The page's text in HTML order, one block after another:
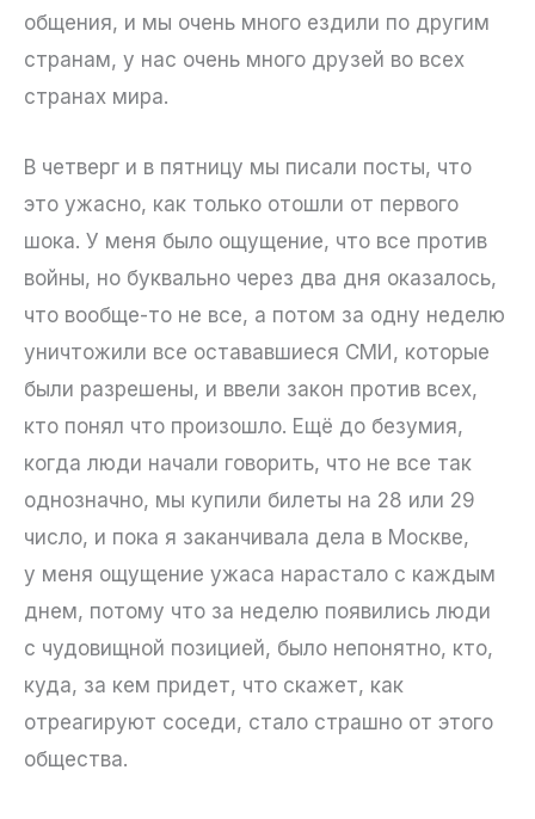
общения, и мы очень много ездили по другим
странам, у нас очень много друзей во всех
странах мира.
В четверг и в пятницу мы писали посты, что
это ужасно, как только отошли от первого
шока. У меня было ощущение, что все против
войны, но буквально через два дня оказалось,
что вообще-то не все, а потом за одну неделю
уничтожили все остававшиеся СМИ, которые
были разрешены, и ввели закон против всех,
кто понял что произошло. Ещё до безумия,
когда люди начали говорить, что не все так
однозначно, мы купили билеты на 28 или 29
число, и пока я заканчивала дела в Москве,
у меня ощущение ужаса нарастало с каждым
днем, потому что за неделю появились люди
с чудовищной позицией, было непонятно, кто,
куда, за кем придет, что скажет, как
отреагируют соседи, стало страшно от этого
общества.